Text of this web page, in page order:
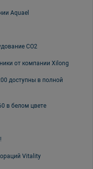
Aquael
СО2
от компании Xilong
доступны в полной
в белом цвете
Vitality